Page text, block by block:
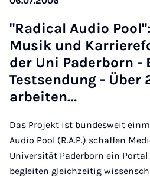
"Rad­ic­al Au­dio
Mu­sik und
der Uni Pader­born -
Test­sendung - Über
arbeiten…
Das Projekt ist bundesweit
Audio Pool (R.A.P.) schaffen
Universität Paderborn ein
begleiten gleichzeitig